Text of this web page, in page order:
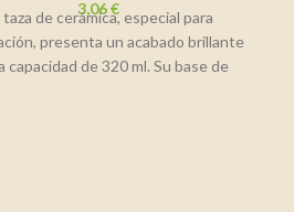
3,06€
taza de cerámica, especial para
presenta un acabado brillante
capacidad de 320 ml. Su base de